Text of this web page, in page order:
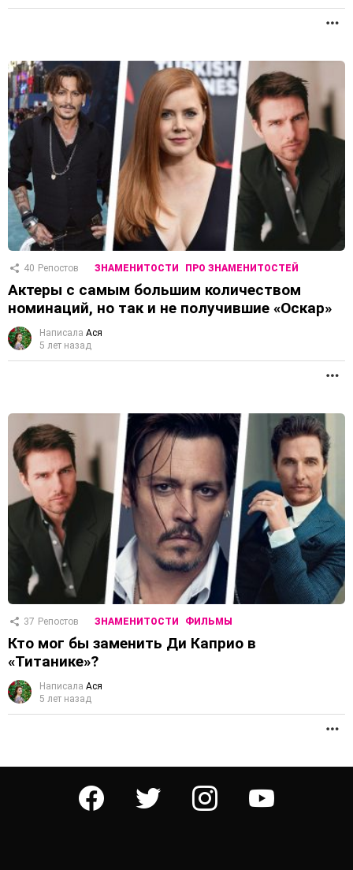
40 Репостов ЗНАМЕНИТОСТИ ПРО ЗНАМЕНИТОСТЕЙ
Актеры с самым большим количеством
номинаций, но так и не получившие «Оскар»
Написала Ася
5 лет назад
37 Репостов ЗНАМЕНИТОСТИ ФИЛЬМЫ
Кто мог бы заменить Ди Каприо в
«Титанике»?
Написала Ася
5 лет назад
facebook twitter instagram